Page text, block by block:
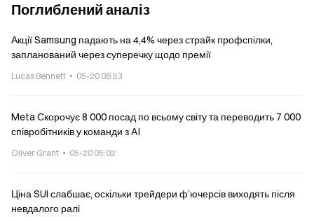
Поглиблений аналіз
Акції Samsung падають на 4,4% через страйк профспілки,
запланований через суперечку щодо премії
Lucas Bennett 05-20 06:53
Meta Скорочує 8 000 посад по всьому світу та переводить 7 000
співробітників у команди з AI
Oliver Grant 05-20 05:02
Ціна SUI слабшає, оскільки трейдери ф’ючерсів виходять після
невдалого ралі